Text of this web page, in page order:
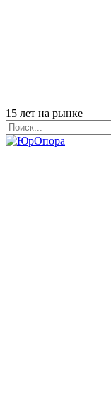
Бейдж
15 лет на рынке
Поиск